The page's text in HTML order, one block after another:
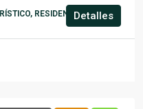
RESIDENCIALDetalles